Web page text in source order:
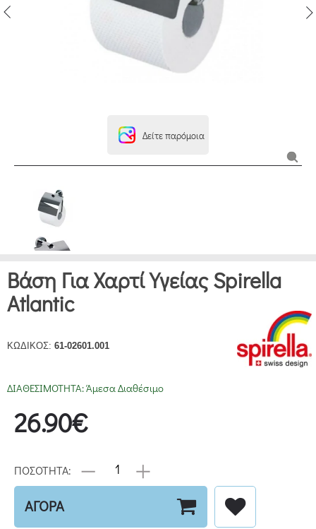
Δείτε παρόμοια
Βάση Για Χαρτί Υγείας Spirella
Atlantic
ΚΩΔΙΚΟΣ: 61-02601.001
ΔΙΑΘΕΣΙΜΟΤΗΤΑ:Άμεσα Διαθέσιμο
26.90€
ΠΟΣΟΤΗΤΑ:
ΑΓΟΡΑ